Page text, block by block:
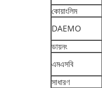
কোয়াংলিম
DAEMO
ডায়নং
এমএসবি
সাধারণ